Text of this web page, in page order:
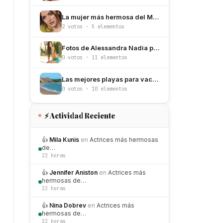
La mujer más hermosa del Mundo de 2026
2 votos · 5 elementos
Fotos de Alessandra Nadia para que conozcas a esta hermosa modelo
0 votos · 11 elementos
Las mejores playas para vacacionar en México
0 votos · 10 elementos
⚡ Actividad Reciente
👍 Mila Kunis en Actrices más hermosas
de…
22 horas
👍 Jennifer Aniston en Actrices más
hermosas de…
22 horas
👍 Nina Dobrev en Actrices más
hermosas de…
22 horas